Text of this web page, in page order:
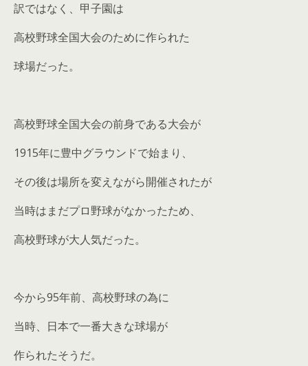
訳ではなく、甲子園は
高校野球全国大会のために作られた
球場だった。
高校野球全国大会の前身である大会が
1915年に豊中グラウンドで始まり、
その後は場所を変えながら開催されたが
当時はまだプロ野球がなかったため、
高校野球が大人気だった。
今から95年前、高校野球の為に
当時、日本で一番大きな球場が
作られたそうだ。